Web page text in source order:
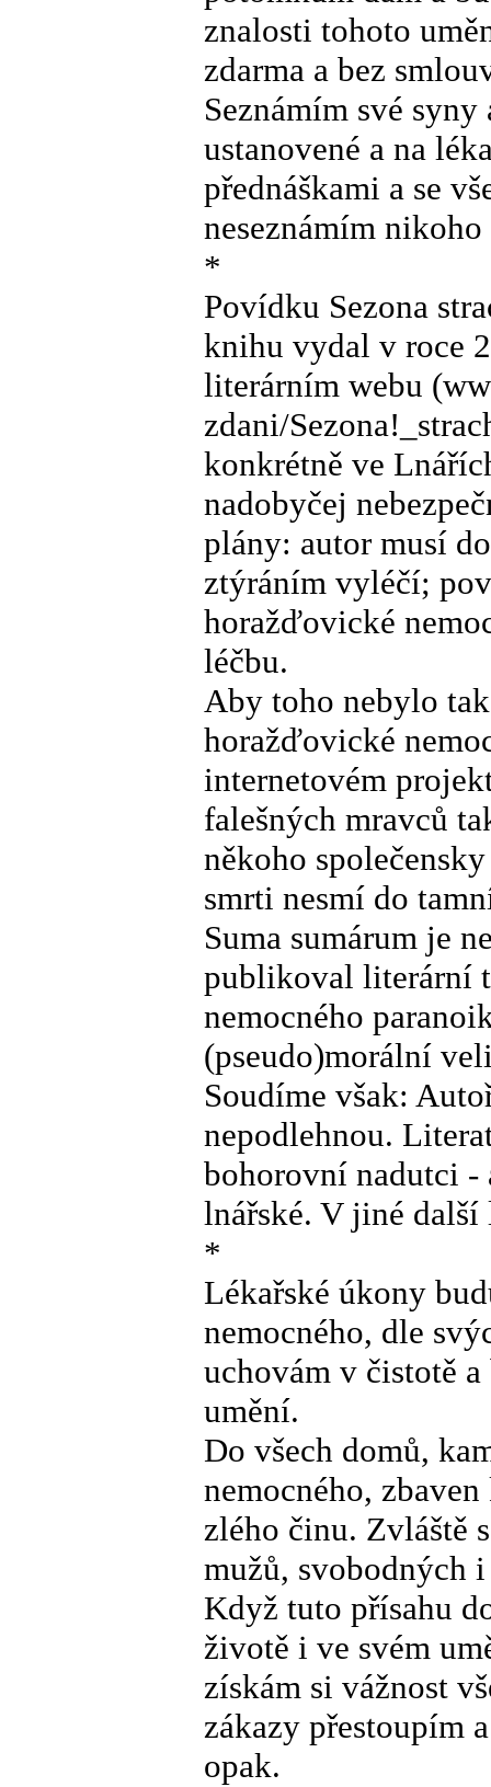
znalosti tohoto
zdarma a bez
Seznámím své
ustanovené a na
přednáškami a se
neseznámím
*
Povídku Sezona
knihu vydal v roce
literárním webu
zdani/
konkrétně ve
nadobyčej
plány: autor musí
ztýráním vyléčí;
horažďovické
léčbu.
Aby toho nebylo
horažďovické
internetovém
falešných mravců
někoho
smrti nesmí do
Suma sumárum je
publikoval literární
nemocného
(pseudo)morální
Soudíme však:
nepodlehnou.
bohorovní nadutci
lnářské. V jiné
*
Lékařské úkony
nemocného, dle
uchovám v čistotě
umění.
Do všech domů,
nemocného,
zlého činu. Zvláště
mužů, svobodných
Když tuto přísahu
životě i ve svém
získám si vážnost
zákazy přestoupím
opak.